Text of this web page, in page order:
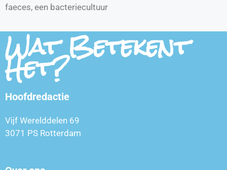
faeces, een bacteriecultuur
Wat Betekent
Het?
Hoofdredactie
Vijf Werelddelen 69
3071 PS Rotterdam